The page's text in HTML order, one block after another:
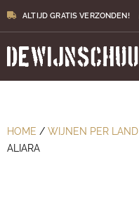
ALTIJD GRATIS VERZONDEN!
HOME / WIJNEN PER LAND
ALIARA